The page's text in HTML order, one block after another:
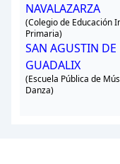
NAVALAZARZA
(Colegio de Educación
Primaria)
SAN AGUSTIN DE
GUADALIX
(Escuela Pública de
Danza)